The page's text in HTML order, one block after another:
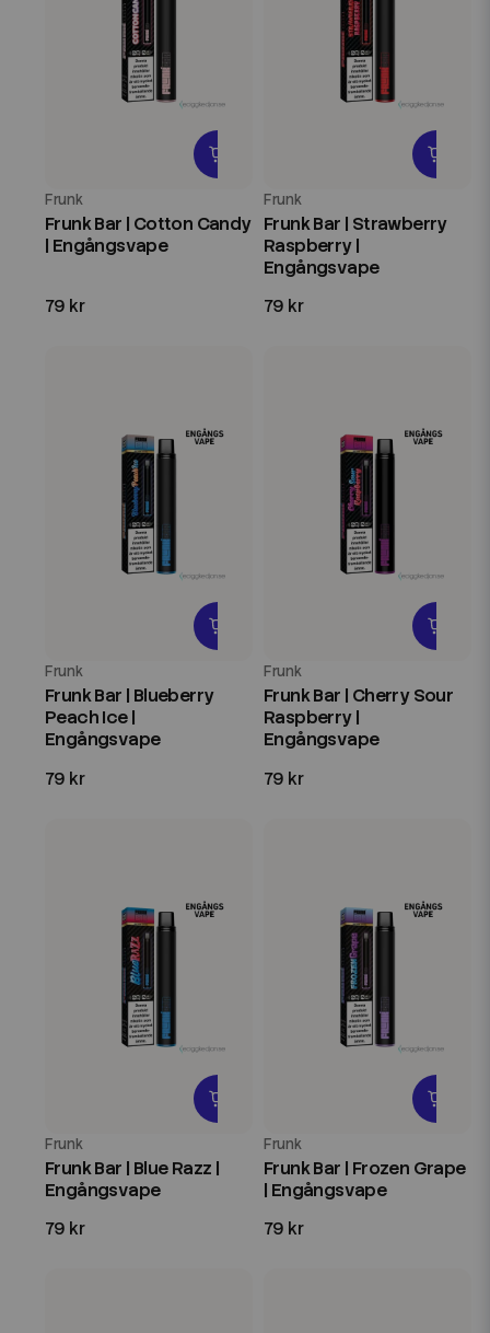
Frunk
Frunk Bar | Cotton Candy
| Engångsvape
79 kr
Frunk
Frunk Bar | Strawberry
Raspberry |
Engångsvape
79 kr
Frunk
Frunk Bar | Blueberry
Peach Ice |
Engångsvape
79 kr
Frunk
Frunk Bar | Cherry Sour
Raspberry |
Engångsvape
79 kr
Frunk
Frunk Bar | Blue Razz |
Engångsvape
79 kr
Frunk
Frunk Bar | Frozen Grape
| Engångsvape
79 kr